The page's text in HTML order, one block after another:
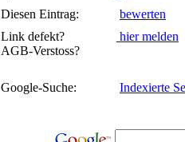
Diesen Eintrag:
bewerten
Link defekt?
AGB-Verstoss?
hier melden
Google-Suche: Indexierte